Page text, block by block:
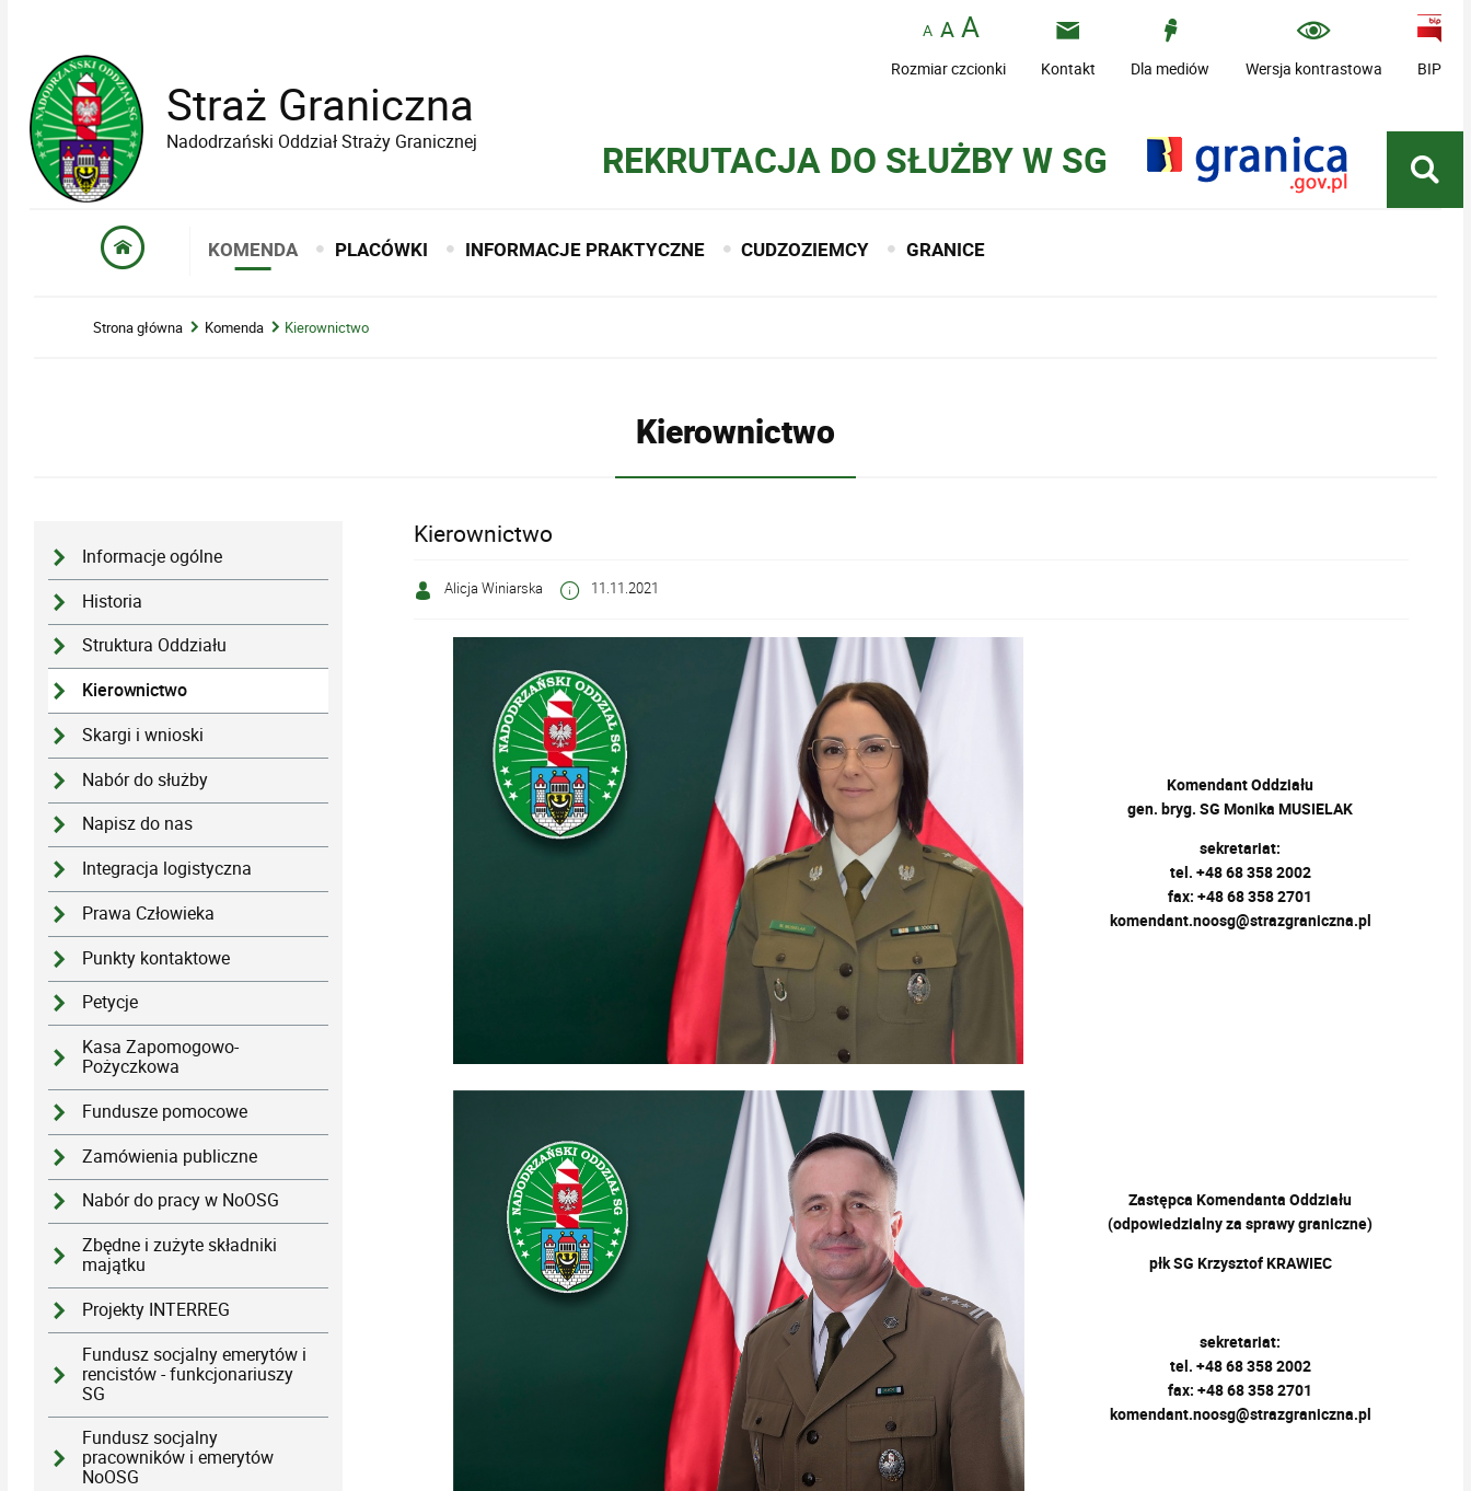
Straż Graniczna
Nadodrzański Oddział Straży Granicznej
Rozmiar czcionki Kontakt Dla mediów Wersja kontrastowa BIP
REKRUTACJA DO SŁUŻBY W SG
KOMENDA PLACÓWKI INFORMACJE PRAKTYCZNE CUDZOZIEMCY GRANICE
Strona główna Komenda Kierownictwo
Kierownictwo
Informacje ogólne
Historia
Struktura Oddziału
Kierownictwo
Skargi i wnioski
Nabór do służby
Napisz do nas
Integracja logistyczna
Prawa Człowieka
Punkty kontaktowe
Petycje
Kasa Zapomogowo-
Pożyczkowa
Fundusze pomocowe
Zamówienia publiczne
Nabór do pracy w NoOSG
Zbędne i zużyte składniki
majątku
Projekty INTERREG
Fundusz socjalny emerytów i
rencistów - funkcjonariuszy
SG
Fundusz socjalny
pracowników i emerytów
NoOSG
Kierownictwo
Alicja Winiarska 11.11.2021
Komendant Oddziału
gen. bryg. SG Monika MUSIELAK
sekretariat:
tel. +48 68 358 2002
fax: +48 68 358 2701
komendant.noosg@strazgraniczna.pl
Zastępca Komendanta Oddziału
(odpowiedzialny za sprawy graniczne)
płk SG Krzysztof KRAWIEC
sekretariat:
tel. +48 68 358 2002
fax: +48 68 358 2701
komendant.noosg@strazgraniczna.pl